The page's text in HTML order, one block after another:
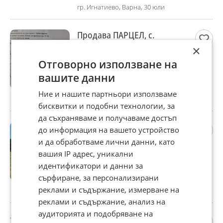
гр. Игнатиево, Варна, 30 юли
Продава ПАРЦЕЛ, с.
25 000 €
48 895,75 лв
Не се начислява ДДС
с. Царичино, Добрич, 30 юли
Продава ПАРЦЕЛ, с.
Приселци, област Варна
21 100 €
41 268,01 лв
Не се начислява ДДС
с. Приселци, Варна, 30 юли
Продава ПАРЦЕЛ, гр.
×
Отговорно използване на
вашите данни
Ние и нашите партньори използваме
бисквитки и подобни технологии, за
да съхраняваме и получаваме достъп
до информация на вашето устройство
и да обработваме лични данни, като
вашия IP адрес, уникални
идентификатори и данни за
сърфиране, за персонализирани
реклами и съдържание, измерване на
реклами и съдържание, анализ на
аудиторията и подобряване на